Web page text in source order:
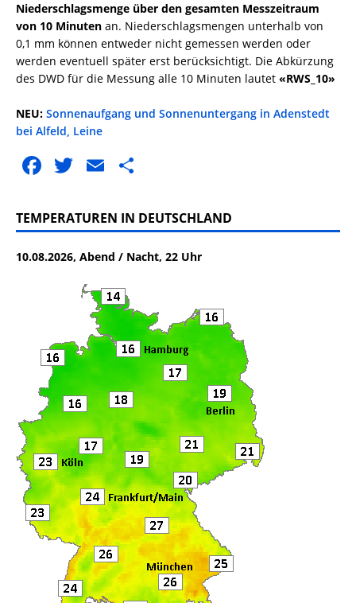
Niederschlagsmenge über den gesamten Messzeitraum
von 10 Minuten an. Niederschlagsmengen unterhalb von
0,1 mm können entweder nicht gemessen werden oder
werden eventuell später erst berücksichtigt. Die Abkürzung
des DWD für die Messung alle 10 Minuten lautet «RWS_10»
NEU: Sonnenaufgang und Sonnenuntergang in Adenstedt
bei Alfeld, Leine
F
c
e
b
k
T
it
te
r
E
ai
l
le
n
TEMPERATUREN IN DEUTSCHLAND
10.08.2026, Abend / Nacht, 22 Uhr